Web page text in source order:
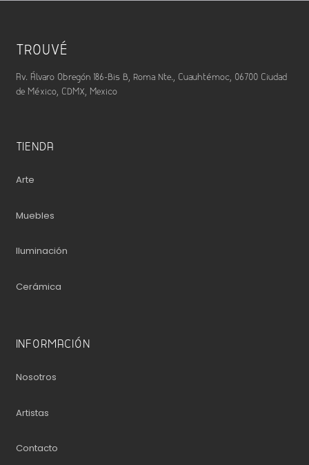
TROUVÉ
Av. Álvaro Obregón 186-Bis B, Roma Nte., Cuauhtémoc, 06700 Ciudad
de México, CDMX, Mexico
TIENDA
Arte
Muebles
Iluminación
Cerámica
INFORMACIÓN
Nosotros
Artistas
Contacto